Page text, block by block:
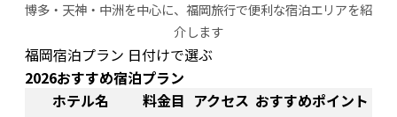
博多・天神・中洲を中心に、福岡旅行で便利な宿泊エリアを紹
介します
福岡宿泊プラン 日付けで選ぶ
2026おすすめ宿泊プラン
ホテル名
料金目 アクセス おすすめポイント